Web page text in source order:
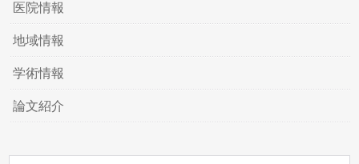
医院情報
地域情報
学術情報
論文紹介